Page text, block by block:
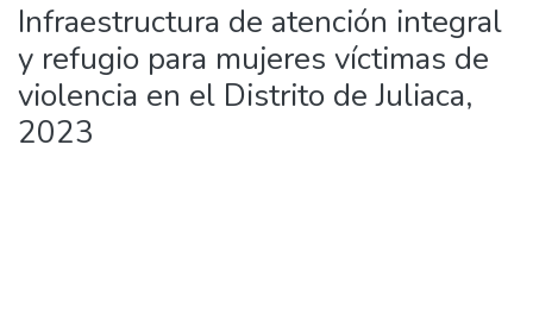
Infraestructura de atención integral
y refugio para mujeres víctimas de
violencia en el Distrito de Juliaca,
2023